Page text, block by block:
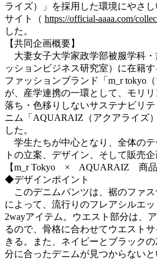
ライズ）」を採⽤した環境にやさ
サイト（ https://official-aaaa.com/
した。
【共同企画概要】
⼤妻⼥⼦⼤学家政学部被服学科
ッションビジネス研究室）に在籍
ファッションブランド「m_r tokyo
が、産学連携の⼀環として、モリ
落ち・⾊移りしないサステナビリ
ニム「AQUARAIZ（アクアライズ
した。
学⽣たちが中⼼となり、全体の
トの⽴案、デザイン、そして販売企
【m_r Tokyo × AQUARAIZ 商品
◆デザインポイント
このデニムパンツは、裾のファ
によって、流⾏りのフレアシルエ
2wayアイテム。ウエスト部分は、
るので、⾻格に合わせてウエスト
きる。また、ネイビーとブラック
分に合ったデニムが⾒つからない